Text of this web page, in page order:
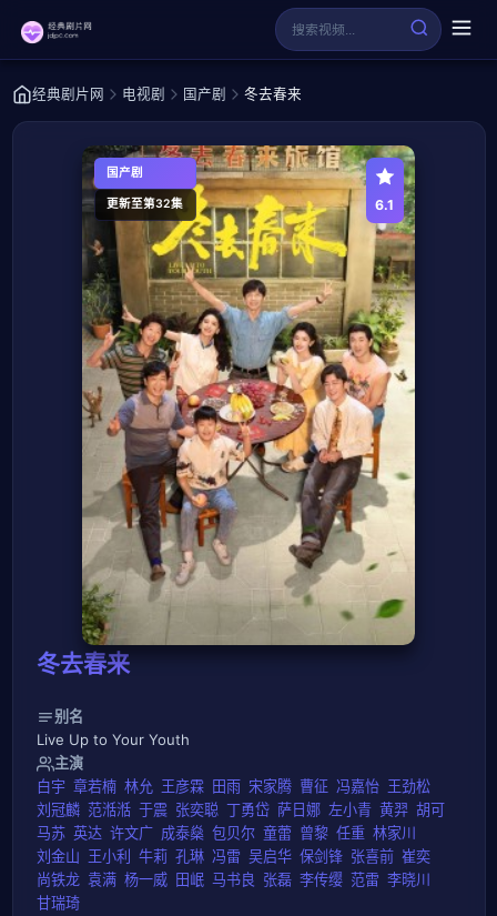
经典剧片网 电视剧 国产剧 冬去春来
国产剧
更新至第32集 6.1
冬去春来
别名
Live Up to Your Youth
主演
白宇 章若楠 林允 王彦霖 田雨 宋家腾 曹征 冯嘉怡 王劲松
刘冠麟 范湉湉 于震 张奕聪 丁勇岱 萨日娜 左小青 黄羿 胡可
马苏 英达 许文广 成泰燊 包贝尔 童蕾 曾黎 任重 林家川
刘金山 王小利 牛莉 孔琳 冯雷 吴启华 保剑锋 张喜前 崔奕
尚铁龙 袁满 杨一威 田岷 马书良 张磊 李传缨 范雷 李晓川
甘瑞琦